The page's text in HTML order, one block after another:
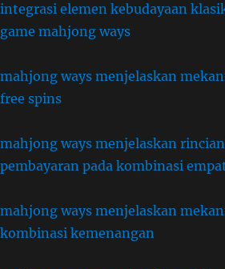
integrasi elemen kebudayaan
game mahjong ways
mahjong ways menjelaskan
free spins
mahjong ways menjelaskan
pembayaran pada kombinasi
mahjong ways menjelaskan
kombinasi kemenangan